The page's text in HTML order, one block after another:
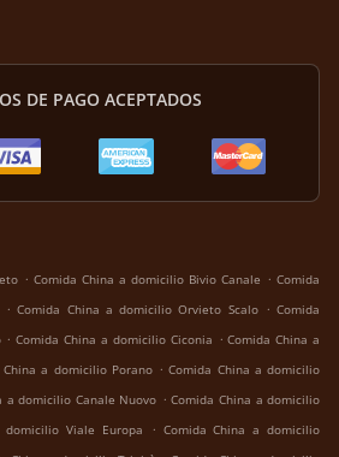
DE PAGO ACEPTADOS
. Comida China a domicilio Bivio Canale . Comida
. Comida China a domicilio Orvieto Scalo . Comida
. Comida China a domicilio Ciconia . Comida China a
China a domicilio Porano . Comida China a domicilio
a domicilio Canale Nuovo . Comida China a domicilio
domicilio Viale Europa . Comida China a domicilio